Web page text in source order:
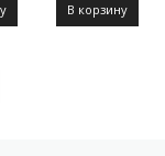
В корзину